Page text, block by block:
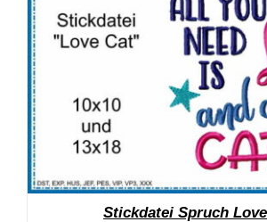
Stickdatei Spruch